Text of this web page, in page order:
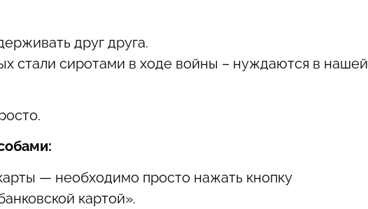
друг друга.
стали сиротами в ходе войны – нуждаются в нашей
— необходимо просто нажать кнопку
картой».